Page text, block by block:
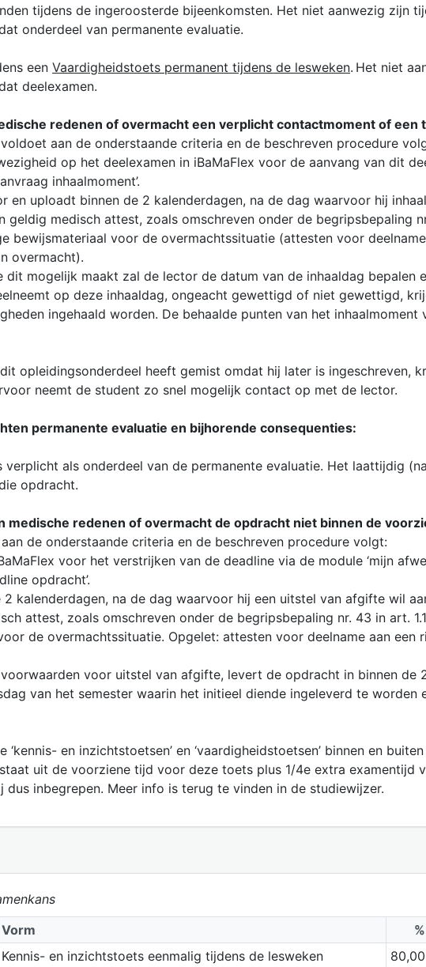
tijdens de ingeroosterde bijeenkomsten. Het niet aanwezig zijn
onderdeel van permanente evaluatie.
een Vaardigheidstoets permanent tijdens de lesweken. Het niet
deelexamen.
redenen of overmacht een verplicht contactmoment of
aan de onderstaande criteria en de beschreven procedure
op het deelexamen in iBaMaFlex voor de aanvang van dit
inhaalmoment’.
uploadt binnen de 2 kalenderdagen, na de dag waarvoor hij
geldig medisch attest, zoals omschreven onder de begripsbepaling
bewijsmateriaal voor de overmachtssituatie (attesten voor
overmacht).
dit mogelijk maakt zal de lector de datum van de inhaaldag bepalen
op deze inhaaldag, ongeacht gewettigd of niet gewettigd,
ingehaald worden. De behaalde punten van het
opleidingsonderdeel heeft gemist omdat hij later is ingeschreven,
neemt de student zo snel mogelijk contact op met de lector.
permanente evaluatie en bijhorende consequenties:
verplicht als onderdeel van de permanente evaluatie. Het laattijdig
opdracht.
medische redenen of overmacht de opdracht niet binnen de
de onderstaande criteria en de beschreven procedure volgt:
voor het verstrijken van de deadline via de module ‘mijn
opdracht’.
kalenderdagen, na de dag waarvoor hij een uitstel van afgifte wil
attest, zoals omschreven onder de begripsbepaling nr. 43 in art.
de overmachtssituatie. Opgelet: attesten voor deelname aan een
voor uitstel van afgifte, levert de opdracht in binnen de
van het semester waarin het initieel diende ingeleverd te worden
en inzichtstoetsen’ en ‘vaardigheidstoetsen’ binnen en
uit de voorziene tijd voor deze toets plus 1/4e extra examentijd
dus inbegrepen. Meer info is terug te vinden in de studiewijzer.
Vorm
%
Kennis- en inzichtstoets eenmalig tijdens de lesweken 80,00